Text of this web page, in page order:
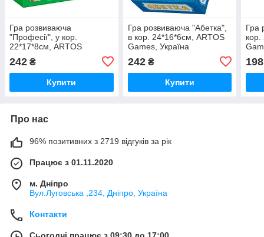
Гра розвиваюча
"Професії", у кор.
22*17*8см, ARTOS
242 ₴
Купити
Гра розвиваюча "Абетка",
в кор. 24*16*6см, ARTOS
Games, Україна
242₴
Купити
Гра
198
Про нас
96% позитивних з 2719 відгуків за рік
Працює з 01.11.2020
м. Дніпро
Вул.Луговська ,234, Дніпро, Україна
Контакти